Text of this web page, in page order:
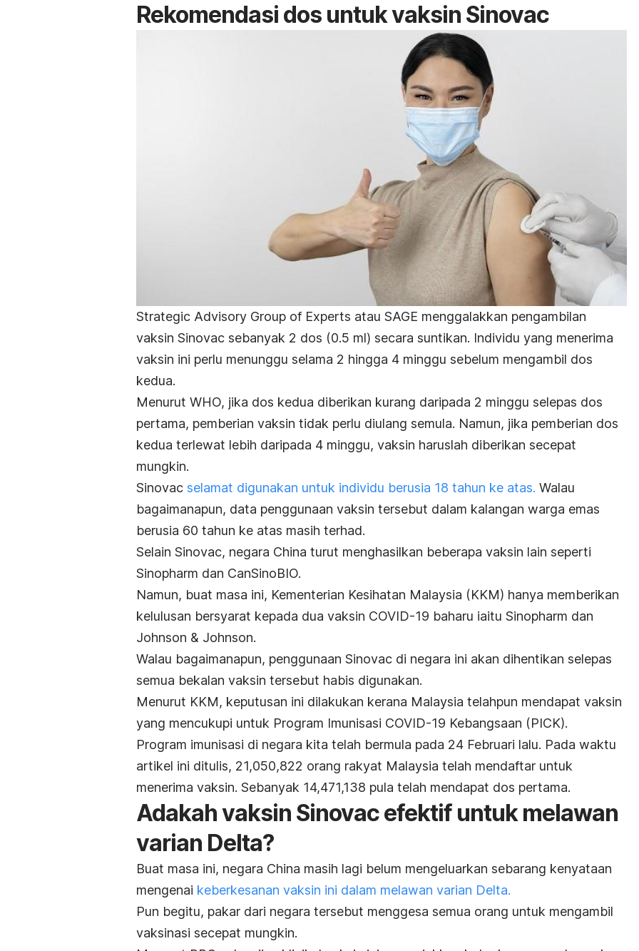
Rekomendasi dos untuk vaksin Sinovac
Strategic Advisory Group of Experts atau SAGE menggalakkan pengambilan
vaksin Sinovac sebanyak 2 dos (0.5 ml) secara suntikan. Individu yang menerima
vaksin ini perlu menunggu selama 2 hingga 4 minggu sebelum mengambil dos
kedua.
Menurut WHO, jika dos kedua diberikan kurang daripada 2 minggu selepas dos
pertama, pemberian vaksin tidak perlu diulang semula. Namun, jika pemberian dos
kedua terlewat lebih daripada 4 minggu, vaksin haruslah diberikan secepat
mungkin.
Sinovac selamat digunakan untuk individu berusia 18 tahun ke atas. Walau
bagaimanapun, data penggunaan vaksin tersebut dalam kalangan warga emas
berusia 60 tahun ke atas masih terhad.
Selain Sinovac, negara China turut menghasilkan beberapa vaksin lain seperti
Sinopharm dan CanSinoBIO.
Namun, buat masa ini, Kementerian Kesihatan Malaysia (KKM) hanya memberikan
kelulusan bersyarat kepada dua vaksin COVID-19 baharu iaitu Sinopharm dan
Johnson & Johnson.
Walau bagaimanapun, penggunaan Sinovac di negara ini akan dihentikan selepas
semua bekalan vaksin tersebut habis digunakan.
Menurut KKM, keputusan ini dilakukan kerana Malaysia telahpun mendapat vaksin
yang mencukupi untuk Program Imunisasi COVID-19 Kebangsaan (PICK).
Program imunisasi di negara kita telah bermula pada 24 Februari lalu. Pada waktu
artikel ini ditulis, 21,050,822 orang rakyat Malaysia telah mendaftar untuk
menerima vaksin. Sebanyak 14,471,138 pula telah mendapat dos pertama.
Adakah vaksin Sinovac efektif untuk melawan
varian Delta?
Buat masa ini, negara China masih lagi belum mengeluarkan sebarang kenyataan
mengenai keberkesanan vaksin ini dalam melawan varian Delta.
Pun begitu, pakar dari negara tersebut menggesa semua orang untuk mengambil
vaksinasi secepat mungkin.